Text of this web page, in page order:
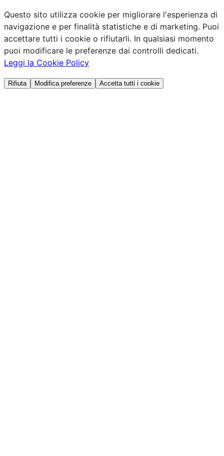
Questo sito utilizza cookie per migliorare l'esperienza di
navigazione e per finalità statistiche e di marketing. Puoi
accettare tutti i cookie o rifiutarli. In qualsiasi momento
puoi modificare le preferenze dai controlli dedicati.
Leggi la Cookie Policy
Rifiuta Modifica preferenze Accetta tutti i cookie